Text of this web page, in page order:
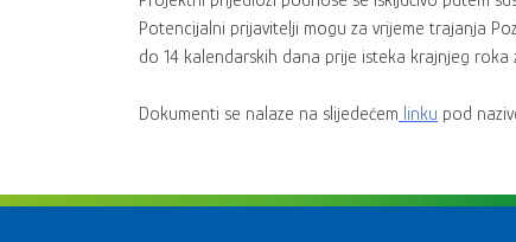
Potencijalni prijavitelji mogu za vrijeme trajanja
do 14 kalendarskih dana prije isteka krajnjeg
Dokumenti se nalaze na slijedećem linku pod